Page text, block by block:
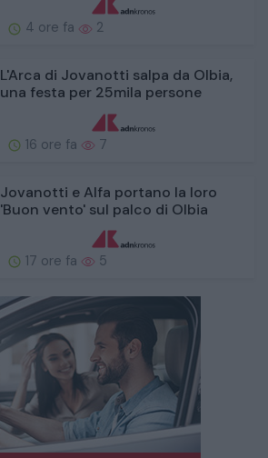
4 ore fa 2
L'Arca di Jovanotti salpa da Olbia,
una festa per 25mila persone
16 ore fa 7
Jovanotti e Alfa portano la loro
'Buon vento' sul palco di Olbia
17 ore fa 5